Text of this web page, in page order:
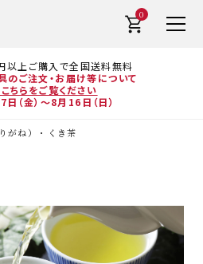
上ご購入で全国送料無料
のご注文・お届け等について
ちらをご覧ください
（金）～8月16日（日）
0
がね）・くき茶